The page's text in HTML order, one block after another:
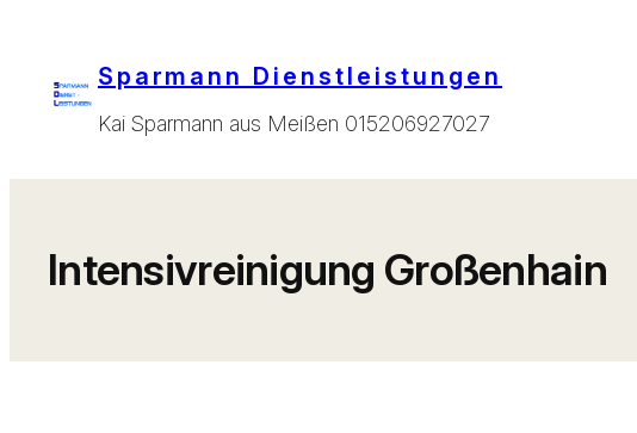
springen
Sparmann Dienstleistungen
Kai Sparmann aus Meißen 015206927027
Intensivreinigung Großenhain